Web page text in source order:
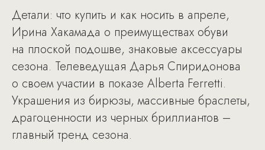
Детали: что купить и как носить в апреле,
Ирина Хакамада о преимуществах обуви
на плоской подошве, знаковые аксессуары
сезона. Телеведущая Дарья Спиридонова
о своем участии в показе Alberta Ferretti.
Украшения из бирюзы, массивные браслеты,
драгоценности из черных бриллиантов –
главный тренд сезона.